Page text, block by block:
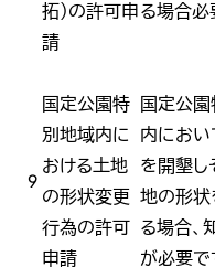
拓）の許可申
請
る場合必
9
国定公園特
別地域内に
おける土地
の形状変更
行為の許可
申請
国定公
内におい
を開墾し
地の形
る場合、
が必要で